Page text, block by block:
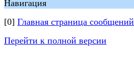
Навигация
[0] Главная страница сообщений
Перейти к полной версии